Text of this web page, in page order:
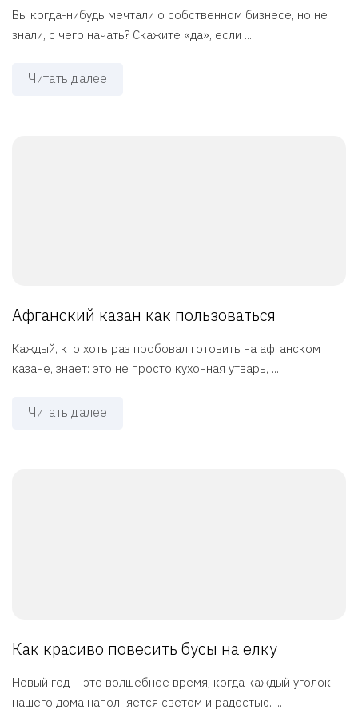
Вы когда-нибудь мечтали о собственном бизнесе, но не
знали, с чего начать? Скажите «да», если ...
Читать далее
Афганский казан как пользоваться
Каждый, кто хоть раз пробовал готовить на афганском
казане, знает: это не просто кухонная утварь, ...
Читать далее
Как красиво повесить бусы на елку
Новый год – это волшебное время, когда каждый уголок
нашего дома наполняется светом и радостью. ...